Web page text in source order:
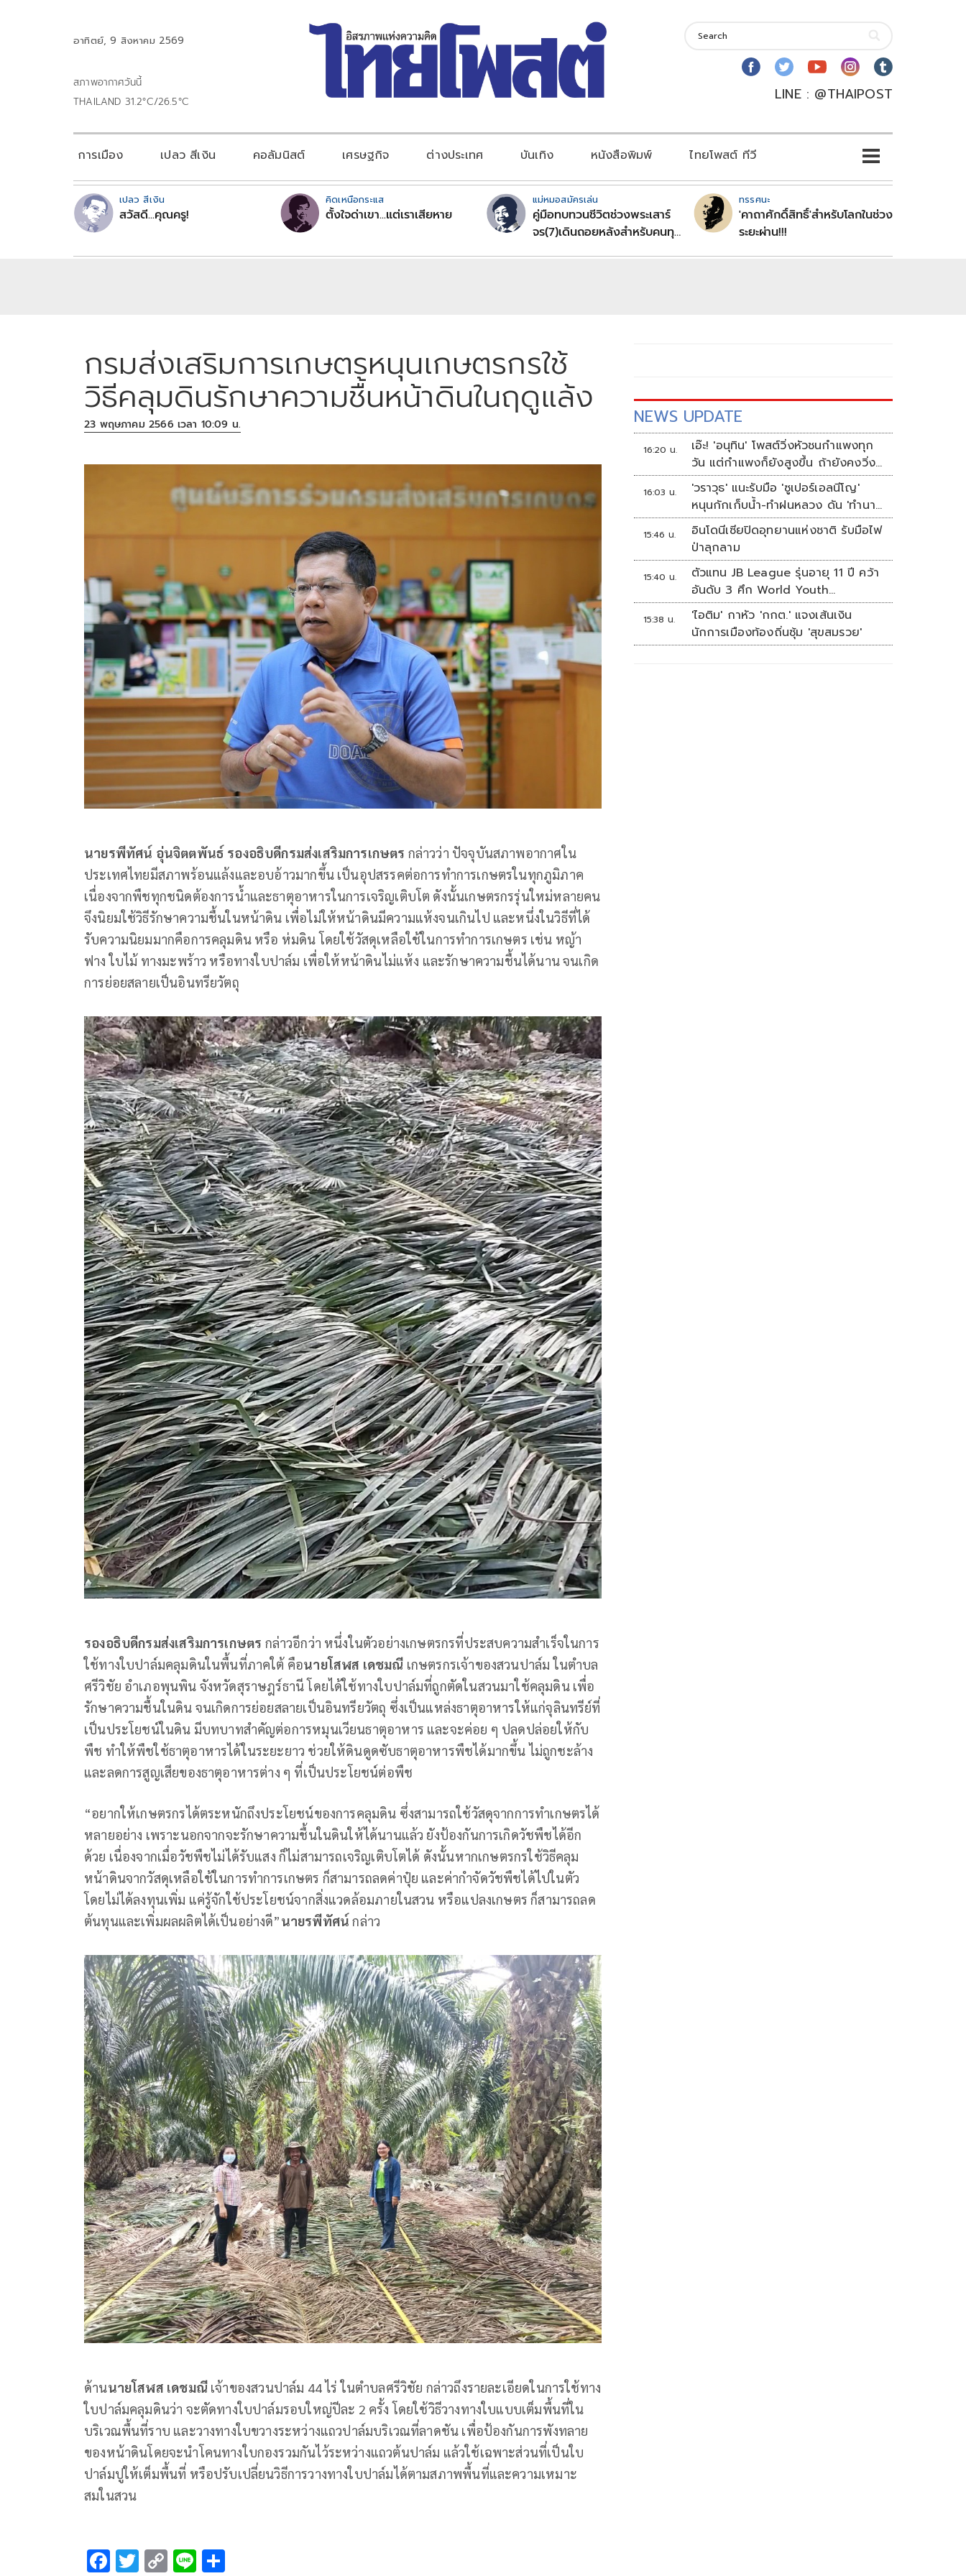
อาทิตย์, 9 สิงหาคม 2569
สภาพอากาศวันนี้
THAILAND 31.2°C/26.5°C
LINE : @THAIPOST
การเมือง เปลว สีเงิน คอลัมนิสต์ เศรษฐกิจ ต่างประเทศ บันเทิง หนังสือพิมพ์ ไทยโพสต์ ทีวี
เปลว สีเงิน
สวัสดี...คุณครู!
คิดเหนือกระแส
ตั้งใจด่าเขา...แต่เราเสียหาย
แม่หมอสมัครเล่น
คู่มือทบทวนชีวิตช่วงพระเสาร์
จร(7)เดินถอยหลังสำหรับคนทุก
ทรรศนะ
'คาถาศักดิ์สิทธิ์'สำหรับโลกในช่วง
ระยะผ่าน!!!
กรมส่งเสริมการเกษตรหนุนเกษตรกรใช้
วิธีคลุมดินรักษาความชื้นหน้าดินในฤดูแล้ง
23 พฤษภาคม 2566 เวลา 10:09 น.
นายรพีทัศน์ อุ่นจิตตพันธ์ รองอธิบดีกรมส่งเสริมการเกษตร กล่าวว่า ปัจจุบันสภาพอากาศใน
ประเทศไทยมีสภาพร้อนแล้งและอบอ้าวมากขึ้น เป็นอุปสรรคต่อการทำการเกษตรในทุกภูมิภาค
เนื่องจากพืชทุกชนิดต้องการน้ำและธาตุอาหารในการเจริญเติบโต ดังนั้นเกษตรกรรุ่นใหม่หลายคน
จึงนิยมใช้วิธีรักษาความชื้นในหน้าดิน เพื่อไม่ให้หน้าดินมีความแห้งจนเกินไป และหนึ่งในวิธีที่ได้
รับความนิยมมากคือการคลุมดิน หรือ ห่มดิน โดยใช้วัสดุเหลือใช้ในการทำการเกษตร เช่น หญ้า
ฟาง ใบไม้ ทางมะพร้าว หรือทางใบปาล์ม เพื่อให้หน้าดินไม่แห้ง และรักษาความชื้นได้นาน จนเกิด
การย่อยสลายเป็นอินทรียวัตถุ
รองอธิบดีกรมส่งเสริมการเกษตร กล่าวอีกว่า หนึ่งในตัวอย่างเกษตรกรที่ประสบความสำเร็จในการ
ใช้ทางใบปาล์มคลุมดินในพื้นที่ภาคใต้ คือนายโสฬส เดชมณี เกษตรกรเจ้าของสวนปาล์ม ในตำบล
ศรีวิชัย อำเภอพุนพิน จังหวัดสุราษฎร์ธานี โดยได้ใช้ทางใบปาล์มที่ถูกตัดในสวนมาใช้คลุมดิน เพื่อ
รักษาความชื้นในดิน จนเกิดการย่อยสลายเป็นอินทรียวัตถุ ซึ่งเป็นแหล่งธาตุอาหารให้แก่จุลินทรีย์ที่
เป็นประโยชน์ในดิน มีบทบาทสำคัญต่อการหมุนเวียนธาตุอาหาร และจะค่อย ๆ ปลดปล่อยให้กับ
พืช ทำให้พืชใช้ธาตุอาหารได้ในระยะยาว ช่วยให้ดินดูดซับธาตุอาหารพืชได้มากขึ้น ไม่ถูกชะล้าง
และลดการสูญเสียของธาตุอาหารต่าง ๆ ที่เป็นประโยชน์ต่อพืช
“อยากให้เกษตรกรได้ตระหนักถึงประโยชน์ของการคลุมดิน ซึ่งสามารถใช้วัสดุจากการทำเกษตรได้
หลายอย่าง เพราะนอกจากจะรักษาความชื้นในดินให้ได้นานแล้ว ยังป้องกันการเกิดวัชพืชได้อีก
ด้วย เนื่องจากเมื่อวัชพืชไม่ได้รับแสง ก็ไม่สามารถเจริญเติบโตได้ ดังนั้นหากเกษตรกรใช้วิธีคลุม
หน้าดินจากวัสดุเหลือใช้ในการทำการเกษตร ก็สามารถลดค่าปุ๋ย และค่ากำจัดวัชพืชได้ไปในตัว
โดยไม่ได้ลงทุนเพิ่ม แค่รู้จักใช้ประโยชน์จากสิ่งแวดล้อมภายในสวน หรือแปลงเกษตร ก็สามารถลด
ต้นทุนและเพิ่มผลผลิตได้เป็นอย่างดี”นายรพีทัศน์ กล่าว
ด้านนายโสฬส เดชมณีเจ้าของสวนปาล์ม 44 ไร่ ในตำบลศรีวิชัย กล่าวถึงรายละเอียดในการใช้ทาง
ใบปาล์มคลุมดินว่า จะตัดทางใบปาล์มรอบใหญ่ปีละ 2 ครั้ง โดยใช้วิธีวางทางใบแบบเต็มพื้นที่ใน
บริเวณพื้นที่ราบ และวางทางใบขวางระหว่างแถวปาล์มบริเวณที่ลาดชัน เพื่อป้องกันการพังทลาย
ของหน้าดินโดยจะนำโคนทางใบกองรวมกันไว้ระหว่างแถวต้นปาล์ม แล้วใช้เฉพาะส่วนที่เป็นใบ
ปาล์มปูให้เต็มพื้นที่ หรือปรับเปลี่ยนวิธีการวางทางใบปาล์มได้ตามสภาพพื้นที่และความเหมาะ
สมในสวน
F T C Li
NEWS UPDATE
16:20 น.
เอ๊ะ! 'อนุทิน' โพสต์วิ่งหัวชนกำแพงทุก
วัน แต่กำแพงก็ยังสูงขึ้น ถ้ายังคงวิ่ง
ชนอยู่มันก็เจ็บหัวอีก
16:03 น.
'วราวุธ' แนะรับมือ 'ซูเปอร์เอลนีโญ'
หนุนกักเก็บน้ำ-ทำฝนหลวง ดัน 'ทำนา
เปียกสลับแห้ง'
15:46 น.
อินโดนีเซียปิดอุทยานแห่งชาติ รับมือไฟ
ป่าลุกลาม
15:40 น.
ตัวแทน JB League รุ่นอายุ 11 ปี คว้า
อันดับ 3 ศึก World Youth
Championship 2026 ที่สิงคโปร์
15:38 น.
'ไอติม' กาหัว 'กกต.' แจงเส้นเงิน
นักการเมืองท้องถิ่นซุ้ม 'สุขสมรวย'